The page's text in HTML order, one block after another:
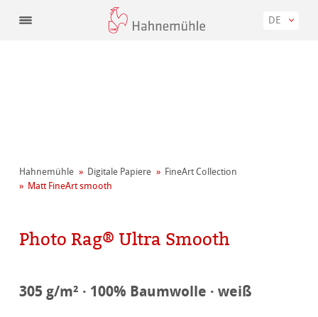
DE
Hahnemühle Digitale Papiere
FineArt Collection
Matt FineArt smooth
Photo Rag® Ultra Smooth
305 g/m² · 100% Baumwolle · weiß